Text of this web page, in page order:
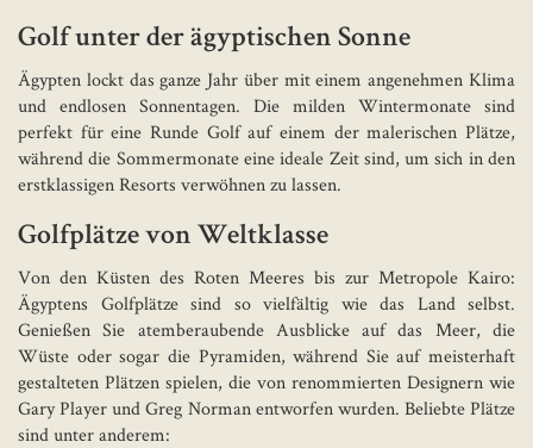
Golf unter der ägyptischen Sonne
Ägypten lockt das ganze Jahr über mit einem angenehmen Klima
und endlosen Sonnentagen. Die milden Wintermonate sind
perfekt für eine Runde Golf auf einem der malerischen Plätze,
während die Sommermonate eine ideale Zeit sind, um sich in den
erstklassigen Resorts verwöhnen zu lassen.
Golfplätze von Weltklasse
Von den Küsten des Roten Meeres bis zur Metropole Kairo:
Ägyptens Golfplätze sind so vielfältig wie das Land selbst.
Genießen Sie atemberaubende Ausblicke auf das Meer, die
Wüste oder sogar die Pyramiden, während Sie auf meisterhaft
gestalteten Plätzen spielen, die von renommierten Designern wie
Gary Player und Greg Norman entworfen wurden. Beliebte Plätze
sind unter anderem: